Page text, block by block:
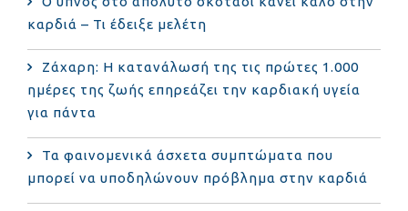
καρδιά – Τι έδειξε μελέτη
Ζάχαρη: Η κατανάλωσή της τις πρώτες 1.000
ημέρες της ζωής επηρεάζει την καρδιακή υγεία
για πάντα
Τα φαινομενικά άσχετα συμπτώματα που
μπορεί να υποδηλώνουν πρόβλημα στην καρδιά